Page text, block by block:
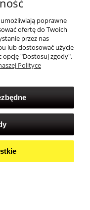
strony
poprawne
ofertę do Twoich
przez nas
lub dostosować użycie
opcję "Dostosuj zgody".
Polityce